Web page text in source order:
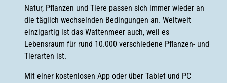
Natur, Pflanzen und Tiere passen sich immer wieder an
die täglich wechselnden Bedingungen an. Weltweit
einzigartig ist das Wattenmeer auch, weil es
Lebensraum für rund 10.000 verschiedene Pflanzen- und
Tierarten ist.
Mit einer kostenlosen App oder über Tablet und PC